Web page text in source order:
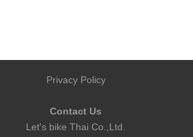
Privacy Policy
Contact Us
Let's bike Thai Co.,Ltd.